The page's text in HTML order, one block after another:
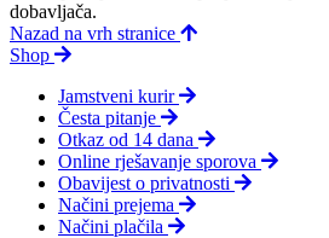
dobavljača.
Nazad na vrh stranice
Shop
Jamstveni kurir
Česta pitanje
Otkaz od 14 dana
Online rješavanje sporova
Obavijest o privatnosti
Načini prejema
Načini plačila